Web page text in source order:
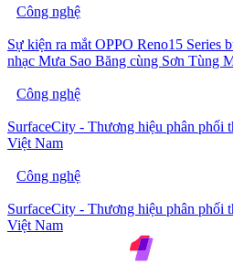
Công nghệ
Sự kiện ra mắt OPPO Reno15 Series
nhạc Mưa Sao Băng cùng Sơn Tùng
Công nghệ
SurfaceCity - Thương hiệu phân phối
Việt Nam
Công nghệ
SurfaceCity - Thương hiệu phân phối
Việt Nam